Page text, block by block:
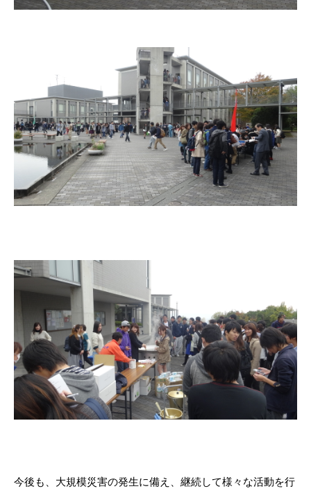
今後も、大規模災害の発生に備え、継続して様々な活動を行